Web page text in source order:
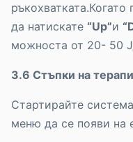
да натискате “Up”и
можноста от 20- 50
3.6 Стъпки на
Стартирайте
меню да се появи на